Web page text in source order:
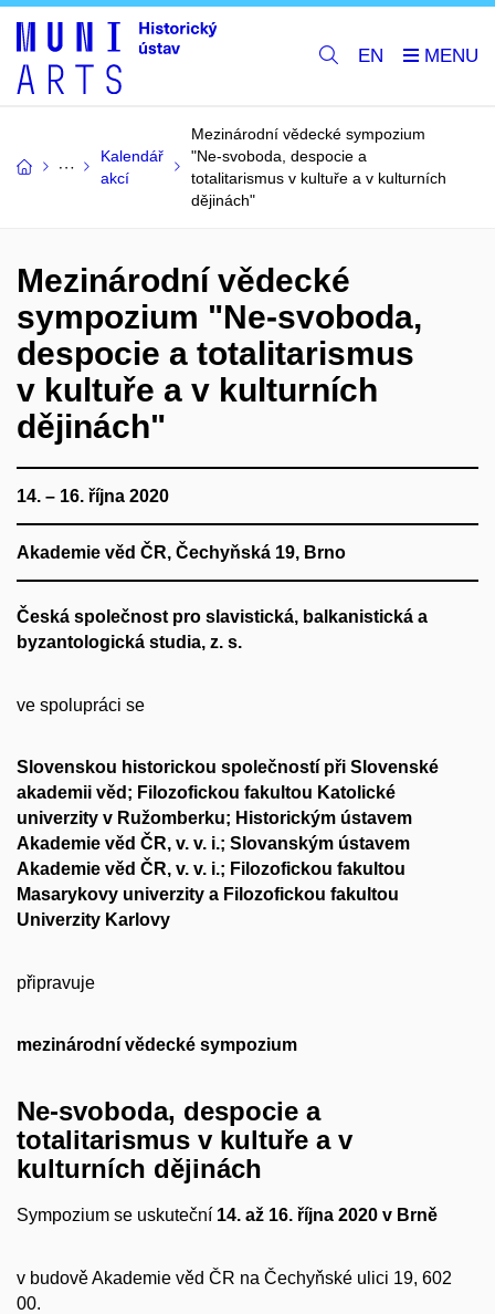
EN
Kalendář
akcí
Mezinárodní vědecké sympozium
"Ne-svoboda, despocie a
totalitarismus v kultuře a v kulturních
dějinách"
Mezinárodní vědecké
sympozium "Ne-svoboda,
despocie a totalitarismus
v kultuře a v kulturních
dějinách"
14. – 16. října 2020
Akademie věd ČR, Čechyňská 19, Brno
Česká společnost pro slavistická, balkanistická a
byzantologická studia, z. s.
ve spolupráci se
Slovenskou historickou společností při Slovenské
akademii věd; Filozofickou fakultou Katolické
univerzity v Ružomberku; Historickým ústavem
Akademie věd ČR, v. v. i.; Slovanským ústavem
Akademie věd ČR, v. v. i.; Filozofickou fakultou
Masarykovy univerzity a Filozofickou fakultou
Univerzity Karlovy
připravuje
mezinárodní vědecké sympozium
Ne-svoboda, despocie a
totalitarismus v kultuře a v
kulturních dějinách
Sympozium se uskuteční 14. až 16. října 2020 v Brně
v budově Akademie věd ČR na Čechyňské ulici 19, 602
00.